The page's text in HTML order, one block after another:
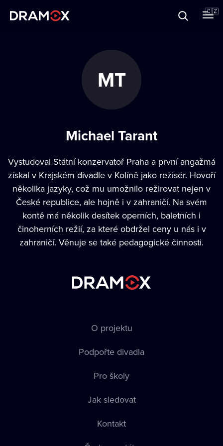
🇨🇿
MT
Michael Tarant
Vystudoval Státní konzervatoř Praha a první angažmá
získal v Krajském divadle v Kolíně jako režisér. Hovoří
několika jazyky, což mu umožnilo režirovat nejen v
České republice, ale hojně i v zahraničí. Na svém
kontě má několik desítek operních, baletních i
činoherních režií, za které obdržel ceny u nás i v
zahraničí. Věnuje se také pedagogické činnosti.
O projektu
Podpořte divadla
Pro školy
Jak sledovat
Kontakt